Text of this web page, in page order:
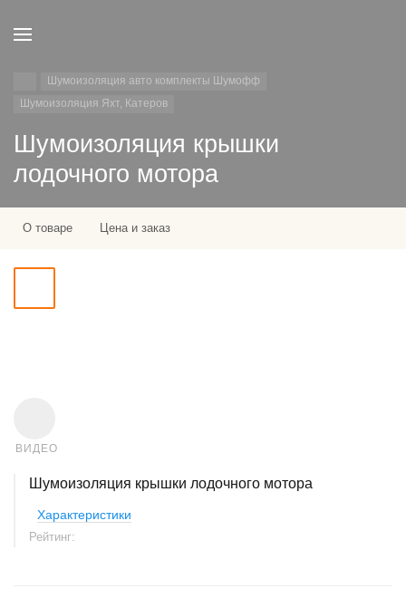
Шумоизоляция авто комплекты Шумофф
Шумоизоляция Яхт, Катеров
Шумоизоляция крышки
лодочного мотора
О товаре Цена и заказ
ВИДЕО
Шумоизоляция крышки лодочного мотора
Характеристики
Рейтинг: